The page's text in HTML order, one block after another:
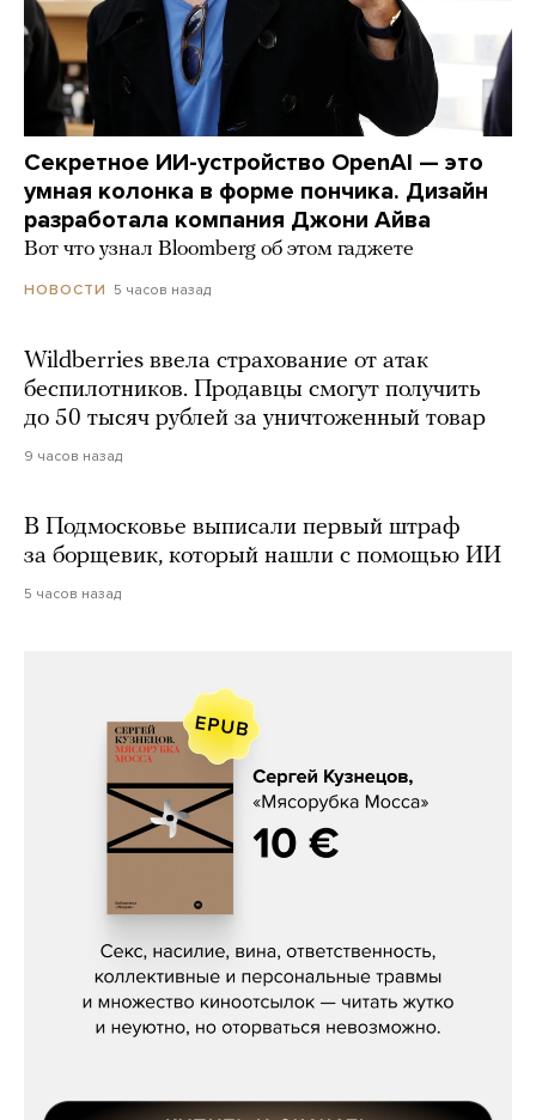
Секретное ИИ-устройство OpenAI — это
умная колонка в форме пончика. Дизайн
разработала компания Джони Айва
Вот что узнал Bloomberg об этом гаджете
НОВОСТИ 5 часов назад
Wildberries ввела страхование от атак
беспилотников. Продавцы смогут получить
до 50 тысяч рублей за уничтоженный товар
9 часов назад
В Подмосковье выписали первый штраф
за борщевик, который нашли с помощью ИИ
5 часов назад
Сергей Кузнецов, «Мясорубка